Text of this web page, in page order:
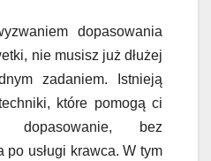
dopasowania
nie musisz już dłużej
zadaniem. Istnieją
które pomogą ci
dopasowanie, bez
po usługi krawca. W tym